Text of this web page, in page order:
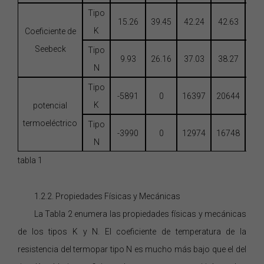
Coeficiente de
Seebeck
Tipo
K
15.26 39.45 42.24 42.63
Tipo
N
9.93 26.16 37.03 38.27
potencial
termoeléctrico
Tipo
K
-5891 0 16397 20644
Tipo
N
-3990 0 12974 16748
tabla 1
1.2.2. Propiedades Físicas y Mecánicas
La Tabla 2enumera las propiedades físicas y mecánicas
de los tipos
K y N. El coeficiente de temperatura de la
resistencia del termopar tipo N es mucho más bajo que el del